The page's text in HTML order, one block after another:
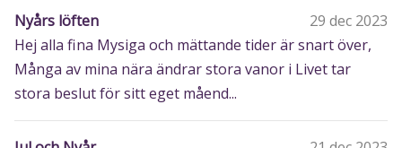
Nyårs löften
29 dec 2023
Hej alla fina Mysiga och mättande tider är snart över,
Många av mina nära ändrar stora vanor i Livet tar
stora beslut för sitt eget måend...